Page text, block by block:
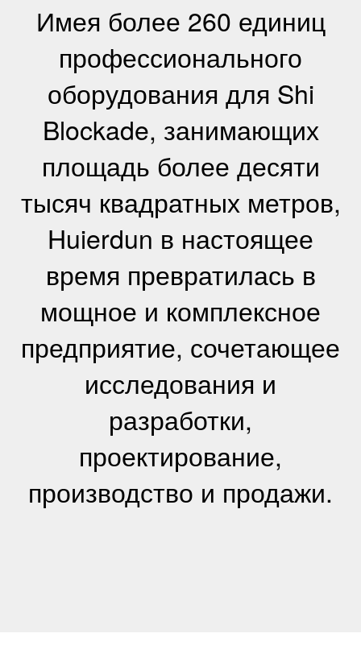
Имея более 260 единиц
профессионального
оборудования для Shi
Blockade, занимающих
площадь более десяти
тысяч квадратных метров,
Huierdun в настоящее
время превратилась в
мощное и комплексное
предприятие, сочетающее
исследования и
разработки,
проектирование,
производство и продажи.